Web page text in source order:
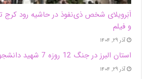
اَبَر‌ویلای شخص ذی‌نفوذ در حاشیه‌ رود
و فیلم
آذر ۲۹, ۱۴۰۴
استان البرز در جنگ 12 روزه 7 شهید دانشجو تقدیم انقلاب کرد
آذر ۲۹, ۱۴۰۴